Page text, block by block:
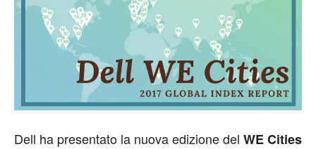
Dell ha presentato la nuova edizione del WE Cities